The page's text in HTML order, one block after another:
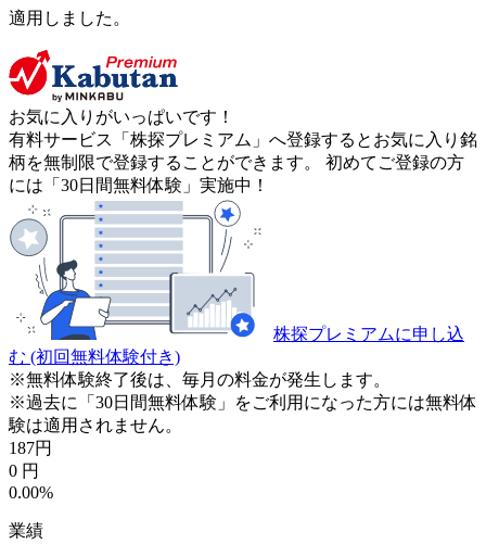
適用しました。
お気に入りがいっぱいです！
有料サービス「株探プレミアム」へ登録するとお気に入り銘
柄を無制限で登録することができます。 初めてご登録の方
には「30日間無料体験」実施中！
株探プレミアムに申し込
む (初回無料体験付き)
※無料体験終了後は、毎月の料金が発生します。
※過去に「30日間無料体験」をご利用になった方には無料体
験は適用されません。
187円
0 円
0.00%
業績